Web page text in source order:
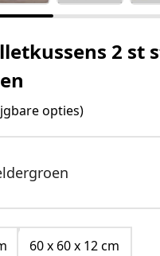
2 st
opties)
60 x 60 x 12 cm